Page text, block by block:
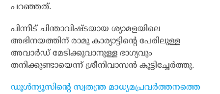
പറഞ്ഞത്.
പിന്നീട് ചിന്താവിഷ്ടയായ ശ്യാമളയിലെ
അഭിനയത്തിന് രാമു കാര്യാട്ടിന്റെ പേരിലുള്ള
അവാര്‍ഡ് മേടിക്കുവാനുള്ള ഭാഗ്യവും
തനിക്കുണ്ടായെന്ന് ശ്രീനിവാസന്‍ കൂട്ടിച്ചേര്‍ത്തു.
ഡൂള്‍ന്യൂസിന്റെ സ്വതന്ത്ര മാധ്യമപ്രവര്‍ത്തനത്തെ